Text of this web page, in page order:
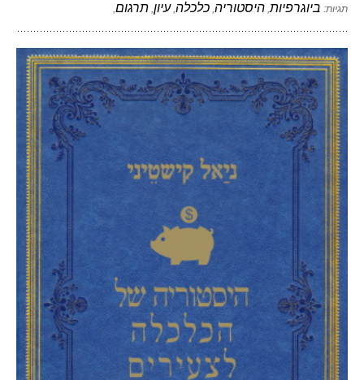
תגיות: ביוגרפיות היסטוריה כלכלה ,עיון תרגום